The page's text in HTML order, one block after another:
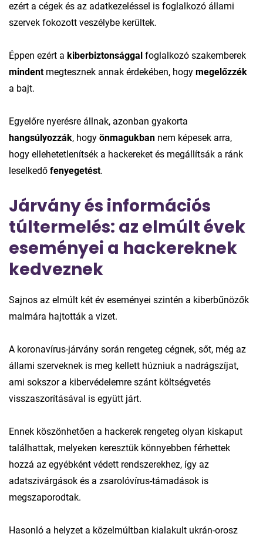
ezért a cégek és az adatkezeléssel is foglalkozó állami
szervek fokozott veszélybe kerültek.
Éppen ezért a kiberbiztonsággal foglalkozó szakemberek
mindentmegtesznek annak érdekében, hogy megelőzzék
a bajt.
Egyelőre nyerésre állnak, azonban gyakorta
hangsúlyozzák, hogy önmagukban nem képesek arra,
hogy ellehetetlenítsék a hackereket és megállítsák a ránk
leselkedő fenyegetést.
Járvány és információs
túltermelés: az elmúlt évek
eseményei a hackereknek
kedveznek
Sajnos az elmúlt két év eseményei szintén a kiberbűnözők
malmára hajtották a vizet.
A koronavírus-járvány során rengeteg cégnek, sőt, még az
állami szerveknek is meg kellett húzniuk a nadrágszíjat,
ami sokszor a kibervédelemre szánt költségvetés
visszaszorításával is együtt járt.
Ennek köszönhetően a hackerek rengeteg olyan kiskaput
találhattak, melyeken keresztük könnyebben férhettek
hozzá az egyébként védett rendszerekhez, így az
adatszivárgások és a zsarolóvírus-támadások is
megszaporodtak.
Hasonló a helyzet a közelmúltban kialakult ukrán-orosz